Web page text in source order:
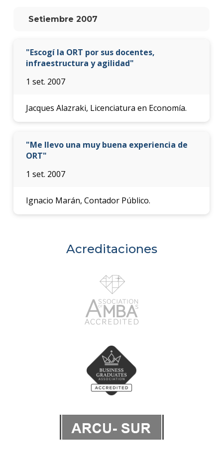
Setiembre 2007
"Escogí la ORT por sus docentes,
infraestructura y agilidad"
1 set. 2007
Jacques Alazraki, Licenciatura en Economía.
"Me llevo una muy buena experiencia de
ORT"
1 set. 2007
Ignacio Marán, Contador Público.
Acreditaciones